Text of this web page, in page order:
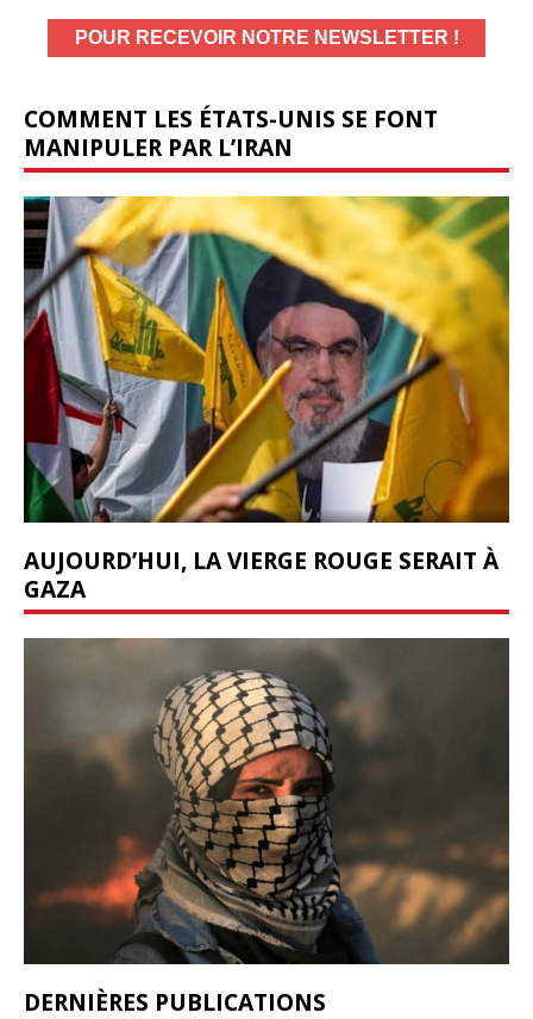
COMMENT LES ÉTATS-UNIS SE FONT
MANIPULER PAR L’IRAN
AUJOURD’HUI, LA VIERGE ROUGE SERAIT À
GAZA
DERNIÈRES PUBLICATIONS